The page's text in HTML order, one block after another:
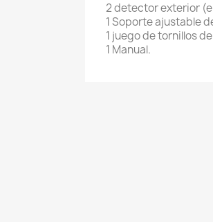
2 detector exterior
1 Soporte ajustable
1 juego de tornillos
1 Manual.